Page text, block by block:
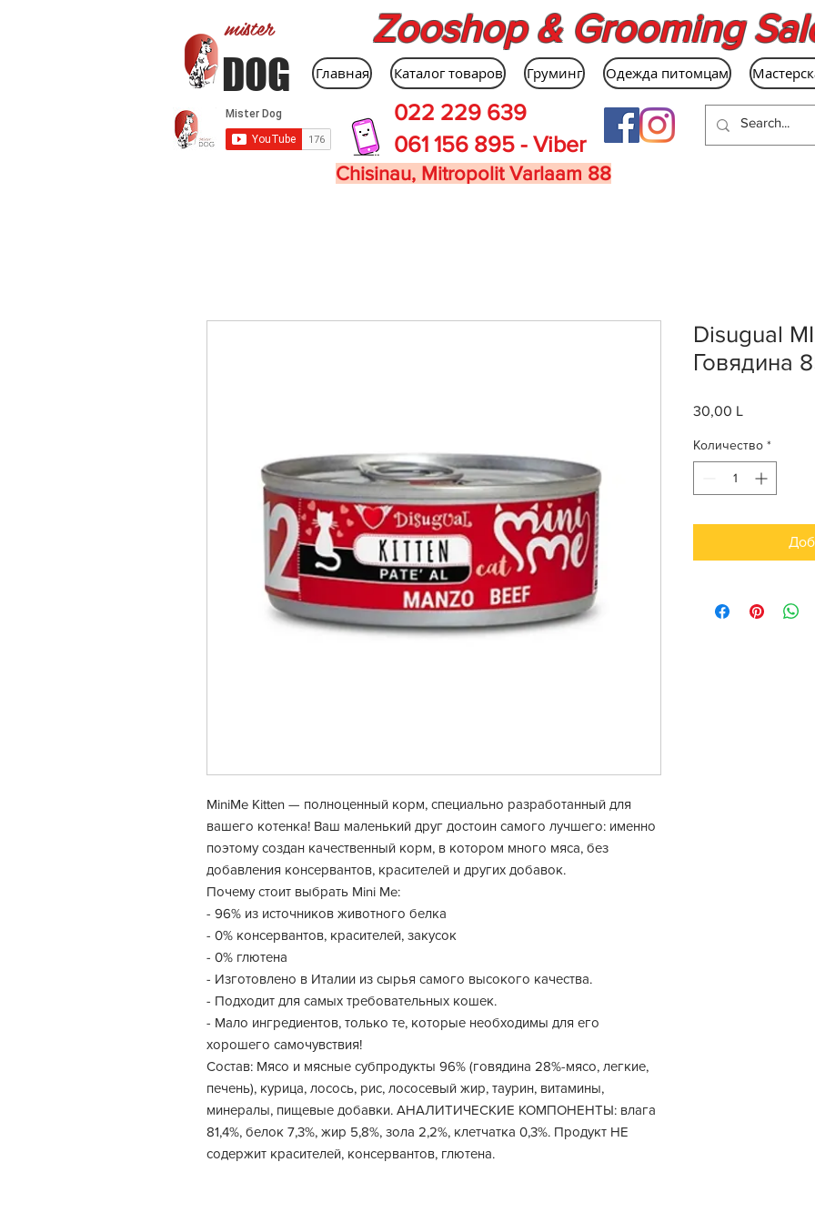
mister
DOG
Zooshop & Grooming
Главная Каталог товаров Груминг Одежда питомцам
022 229 639
061 156 895 - Viber
Chisinau, Mitropolit Varlaam 88
MiniMe Kitten — полноценный корм, специально разработанный для
вашего котенка! Ваш маленький друг достоин самого лучшего: именно
поэтому создан качественный корм, в котором много мяса, без
добавления консервантов, красителей и других добавок.
Почему стоит выбрать Mini Me:
- 96% из источников животного белка
- 0% консервантов, красителей, закусок
- 0% глютена
- Изготовлено в Италии из сырья самого высокого качества.
- Подходит для самых требовательных кошек.
- Мало ингредиентов, только те, которые необходимы для его
хорошего самочувствия!
Состав: Мясо и мясные субпродукты 96% (говядина 28%-мясо, легкие,
печень), курица, лосось, рис, лососевый жир, таурин, витамины,
минералы, пищевые добавки. АНАЛИТИЧЕСКИЕ КОМПОНЕНТЫ: влага
81,4%, белок 7,3%, жир 5,8%, зола 2,2%, клетчатка 0,3%. Продукт НЕ
содержит красителей, консервантов, глютена.
Disugual
Говядина
30,00 LЦена
Количество *